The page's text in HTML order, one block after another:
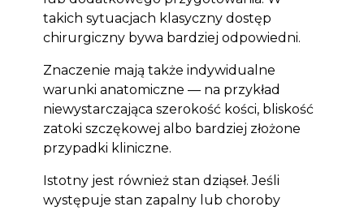
takich sytuacjach klasyczny dostęp
chirurgiczny bywa bardziej odpowiedni.
Znaczenie mają także indywidualne
warunki anatomiczne — na przykład
niewystarczająca szerokość kości, bliskość
zatoki szczękowej albo bardziej złożone
przypadki kliniczne.
Istotny jest również stan dziąseł. Jeśli
występuje stan zapalny lub choroby